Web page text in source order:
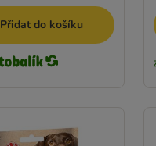
Přidat do košíku